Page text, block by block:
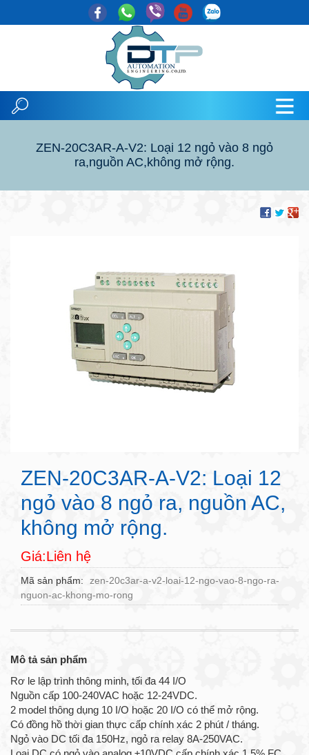
ZEN-20C3AR-A-V2: Loại 12 ngỏ vào 8 ngỏ
ra,nguồn AC,không mở rộng.
ZEN-20C3AR-A-V2: Loại 12
ngỏ vào 8 ngỏ ra, nguồn AC,
không mở rộng.
Giá:Liên hệ
Mã sản phẩm
zen-20c3ar-a-v2-loai-12-ngo-vao-8-ngo-ra-
nguon-ac-khong-mo-rong
Mô tả sản phẩm
Rơ le lập trình thông minh, tối đa 44 I/O
Nguồn cấp 100-240VAC hoặc 12-24VDC.
2 model thông dụng 10 I/O hoặc 20 I/O có thể mở rộng.
Có đồng hồ thời gian thực cấp chính xác 2 phút / tháng.
Ngỏ vào DC tối đa 150Hz, ngỏ ra relay 8A-250VAC.